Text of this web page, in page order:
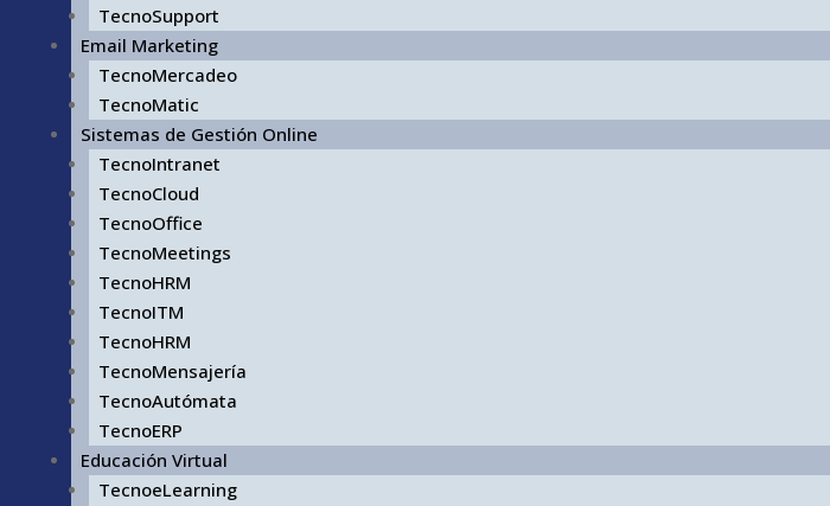
TecnoSupport
Email Marketing
TecnoMercadeo
TecnoMatic
Sistemas de Gestión Online
TecnoIntranet
TecnoCloud
TecnoOffice
TecnoMeetings
TecnoHRM
TecnoITM
TecnoHRM
TecnoMensajería
TecnoAutómata
TecnoERP
Educación Virtual
TecnoeLearning